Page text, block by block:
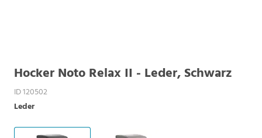
Hocker Noto Relax II - Leder, Schwarz
ID 120502
Leder